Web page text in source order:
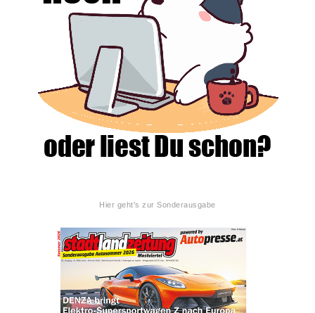
Hier geht's zur Sonderausgabe